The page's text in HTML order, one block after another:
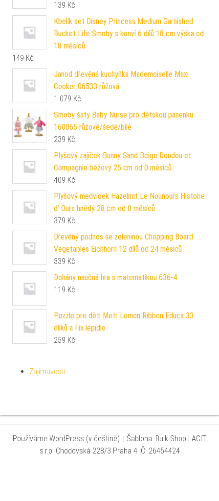
139 Kč
Kbelík set Disney Princess Medium Garnished
Bucket Life Smoby s konví 6 dílů 18 cm výška od
18 měsíců
149 Kč
Janod dřevěná kuchyňka Mademoiselle Maxi
Cooker 06533 růžová
1 079 Kč
Smoby šaty Baby Nurse pro dětskou panenku
160065 růžové/šedé/bílé
239 Kč
Plyšový zajíček Bunny Sand Beige Doudou et
Compagnie béžový 25 cm od 0 měsíců
409 Kč
Plyšový medvídek Hazelnut Le Nounours Histoire
d’ Ours hnědý 28 cm od 0 měsíců
379 Kč
Dřevěný podnos se zeleninou Chopping Board
Vegetables Eichhorn 12 dílů od 24 měsíců
339 Kč
Dohány naučná hra s matematikou 636-4
119 Kč
Puzzle pro děti Metr Lemon Ribbon Educa 33
dílků a Fix lepidlo
259 Kč
Zajímavosti
Používáme WordPress (v češtině). | Šablona: Bulk Shop | ACIT
s.r.o. Chodovská 228/3 Praha 4 IČ: 26454424